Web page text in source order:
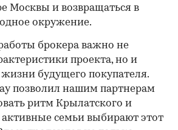
Москвы и возвращаться в
окружение.
брокера важно не
проекта, но и
будущего покупателя.
позволил нашим партнерам
ритм Крылатского и
активные семьи выбирают этот